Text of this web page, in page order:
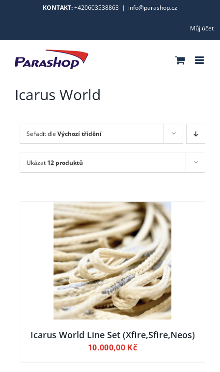
KONTAKT:+420603538863 | info@parashop.cz
Můj účet
Icarus World
Seřadit dle Výchozí třídění
Ukázat 12 produktů
Icarus World Line Set (Xfire,Sfire,Neos)
10.000,00 Kč